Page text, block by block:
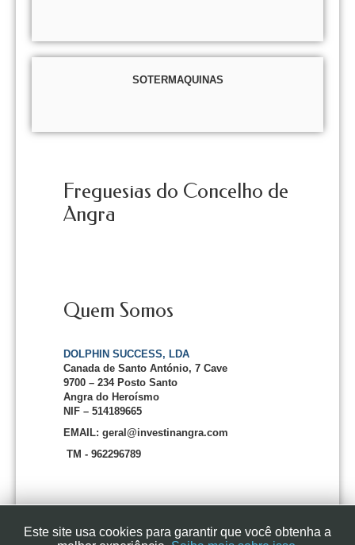
SOTERMAQUINAS
Freguesias do Concelho de
Angra
Quem Somos
DOLPHIN SUCCESS, LDA
Canada de Santo António, 7 Cave
9700 – 234 Posto Santo
Angra do Heroísmo
NIF – 514189665
EMAIL: geral@investinangra.com
TM - 962296789
Este site usa cookies para garantir que você obtenha a